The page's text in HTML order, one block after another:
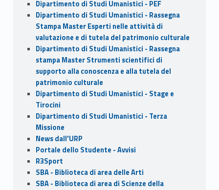
Dipartimento di Studi Umanistici - PEF
Dipartimento di Studi Umanistici - Rassegna
Stampa Master Esperti nelle attività di
valutazione e di tutela del patrimonio culturale
Dipartimento di Studi Umanistici - Rassegna
stampa Master Strumenti scientifici di
supporto alla conoscenza e alla tutela del
patrimonio culturale
Dipartimento di Studi Umanistici - Stage e
Tirocini
Dipartimento di Studi Umanistici - Terza
Missione
News dall'URP
Portale dello Studente - Avvisi
R3Sport
SBA - Biblioteca di area delle Arti
SBA - Biblioteca di area di Scienze della